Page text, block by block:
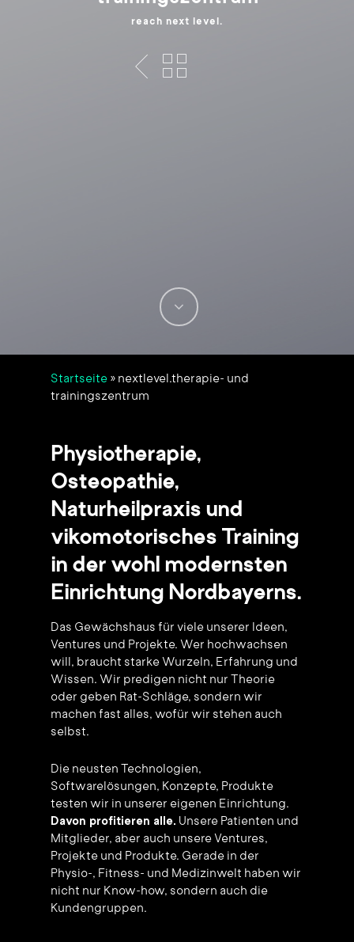
reach next level.
Startseite » nextlevel.therapie- und
trainingszentrum
Physiotherapie,
Osteopathie,
Naturheilpraxis und
vikomotorisches Training
in der wohl modernsten
Einrichtung Nordbayerns.
Das Gewächshaus für viele unserer Ideen,
Ventures und Projekte. Wer hochwachsen
will, braucht starke Wurzeln, Erfahrung und
Wissen. Wir predigen nicht nur Theorie
oder geben Rat-Schläge, sondern wir
machen fast alles, wofür wir stehen auch
selbst.
Die neusten Technologien,
Softwarelösungen, Konzepte, Produkte
testen wir in unserer eigenen Einrichtung.
Davon profitieren alle. Unsere Patienten und
Mitglieder, aber auch unsere Ventures,
Projekte und Produkte. Gerade in der
Physio-, Fitness- und Medizinwelt haben wir
nicht nur Know-how, sondern auch die
Kundengruppen.